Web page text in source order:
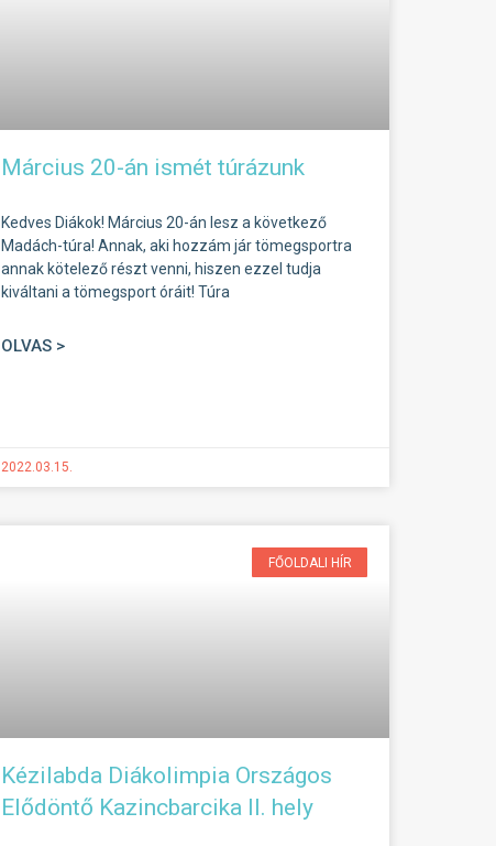
Március 20-án ismét túrázunk
Kedves Diákok! Március 20-án lesz a következő
Madách-túra! Annak, aki hozzám jár tömegsportra
annak kötelező részt venni, hiszen ezzel tudja
kiváltani a tömegsport óráit! Túra
OLVAS >
2022.03.15.
FŐOLDALI HÍR
Kézilabda Diákolimpia Országos
Elődöntő Kazincbarcika II. hely